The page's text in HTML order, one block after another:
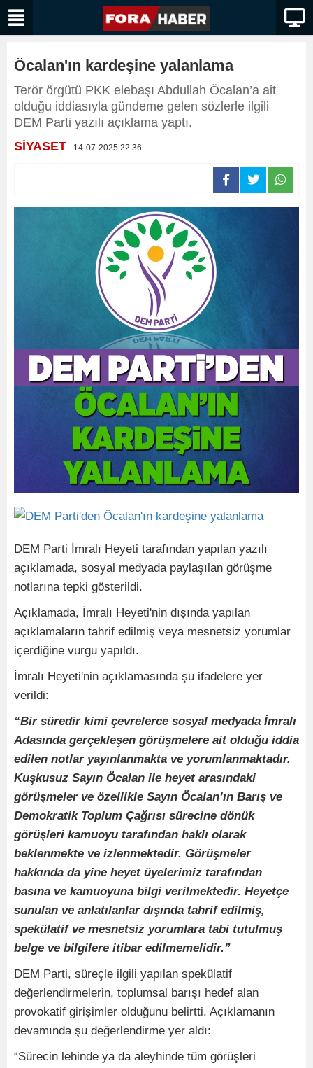
Öcalan'ın kardeşine yalanlama
Terör örgütü PKK elebaşı Abdullah Öcalan’a ait
olduğu iddiasıyla gündeme gelen sözlerle ilgili
DEM Parti yazılı açıklama yaptı.
SİYASET - 14-07-2025 22:36
DEM Parti İmralı Heyeti tarafından yapılan yazılı
açıklamada, sosyal medyada paylaşılan görüşme
notlarına tepki gösterildi.
Açıklamada, İmralı Heyeti'nin dışında yapılan
açıklamaların tahrif edilmiş veya mesnetsiz yorumlar
içerdiğine vurgu yapıldı.
İmralı Heyeti'nin açıklamasında şu ifadelere yer
verildi:
“Bir süredir kimi çevrelerce sosyal medyada İmralı
Adasında gerçekleşen görüşmelere ait olduğu iddia
edilen notlar yayınlanmakta ve yorumlanmaktadır.
Kuşkusuz Sayın Öcalan ile heyet arasındaki
görüşmeler ve özellikle Sayın Öcalan’ın Barış ve
Demokratik Toplum Çağrısı sürecine dönük
görüşleri kamuoyu tarafından haklı olarak
beklenmekte ve izlenmektedir. Görüşmeler
hakkında da yine heyet üyelerimiz tarafından
basına ve kamuoyuna bilgi verilmektedir. Heyetçe
sunulan ve anlatılanlar dışında tahrif edilmiş,
spekülatif ve mesnetsiz yorumlara tabi tutulmuş
belge ve bilgilere itibar edilmemelidir.”
DEM Parti, süreçle ilgili yapılan spekülatif
değerlendirmelerin, toplumsal barışı hedef alan
provokatif girişimler olduğunu belirtti. Açıklamanın
devamında şu değerlendirme yer aldı:
“Sürecin lehinde ya da aleyhinde tüm görüşleri